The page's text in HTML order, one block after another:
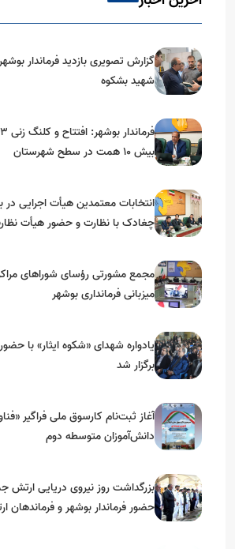
گزارش تصویری بازدید فرماندار
شهید بشکوه
بیش ۱۰ همت در سطح شهرستان
انتخابات معتمدین هیأت اجرایی
چغادک با نظارت و حضور هیأت
مجمع مشورتی رؤسای شوراهای
میزبانی فرمانداری بوشهر
یادواره شهدای «شکوه ایثار» با
برگزار شد
آغاز ثبت‌نام کارسوق ملی فراگیر
دانش‌آموزان متوسطه دوم
بزرگداشت روز نیروی دریایی ارتش
حضور فرماندار بوشهر و فرماندهان